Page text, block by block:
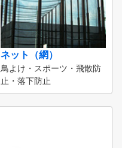
ネット（網）
鳥よけ・スポーツ・飛散防
止・落下防止